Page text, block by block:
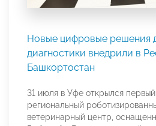
Новые цифровые решения
диагностики внедрили в
Башкортостан
31 июля в Уфе открылся
региональный
ветеринарный центр,